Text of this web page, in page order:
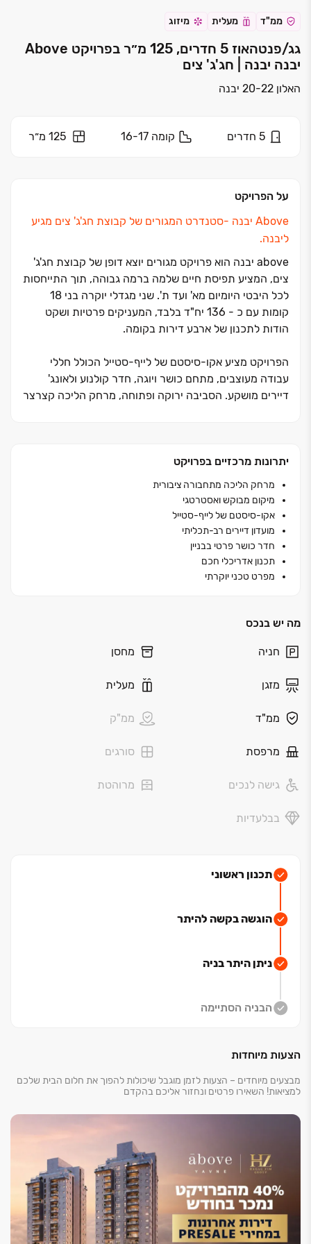
ממ"ד מעלית מיזוג
גג/פנטהאוז 5 חדרים, 125 מ״ר בפרויקט Above
יבנה יבנה | חג'ג' צים
האלון 20-22 יבנה
5 חדרים קומה 16-17 125 מ״ר
על הפרויקט
Above יבנה ‏-סטנדרט המגורים של קבוצת חג'ג' צים מגיע
ליבנה.
above יבנה הוא פרויקט מגורים יוצא דופן של קבוצת חג'ג'
צים, המציע תפיסת חיים שלמה ברמה גבוהה, תוך התייחסות
לכל היבטי היומיום מא' ועד ת'. שני מגדלי יוקרה בני ‏18
קומות עם כ‏ - 136 יח"ד בלבד, המעניקים פרטיות ושקט
הודות לתכנון של ארבע דירות בקומה.
הפרויקט מציע אקו‏-סיסטם של לייף‏-סטייל הכולל חללי
עבודה מעוצבים, מתחם כושר ויוגה, חדר קולנוע ולאונג'
דיירים מושקע. הסביבה ירוקה ופתוחה, מרחק הליכה קצרצר
יתרונות מרכזיים בפרויקט
מרחק הליכה מתחבורה ציבורית
מיקום מבוקש ואסטרטגי
אקו‏-סיסטם של לייף‏-סטייל
מועדון דיירים רב-תכליתי
חדר כושר פרטי בבניין
תכנון אדריכלי חכם
מפרט טכני יוקרתי
מה יש בנכס
חניה מחסן
מזגן מעלית
ממ"ד ממ"ק
מרפסת סורגים
גישה לנכים מרוהטת
בבלעדיות
תכנון ראשוני
הוגשה בקשה להיתר
ניתן היתר בניה
הבניה הסתיימה
הצעות מיוחדות
מבצעים מיוחדים – הצעות לזמן מוגבל שיכולות להפוך את חלום הבית שלכם
למציאות! השאירו פרטים ונחזור אליכם בהקדם